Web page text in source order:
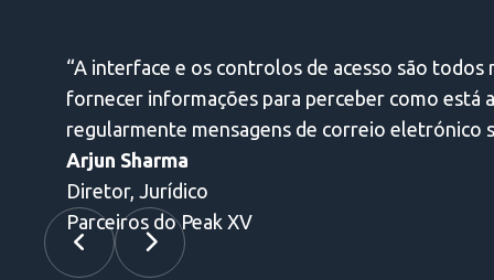
“A interface e os controlos de acesso são
fornecer informações para perceber como está
regularmente mensagens de correio eletrónico
Arjun Sharma
Diretor, Jurídico
Parceiros do Peak XV